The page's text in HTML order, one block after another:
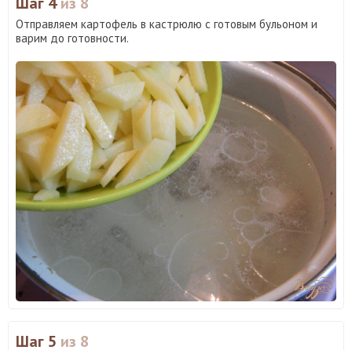
Отправляем картофель в кастрюлю с готовым бульоном и
варим до готовности.
Шаг 5 из 8